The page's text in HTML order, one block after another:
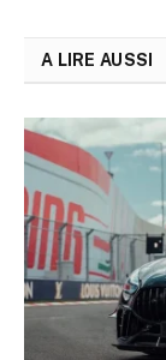
A LIRE AUSSI